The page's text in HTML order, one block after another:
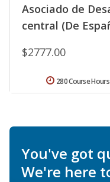
Asociado de
central (De
$2777.00
280 Course Hours
You've got
We're here